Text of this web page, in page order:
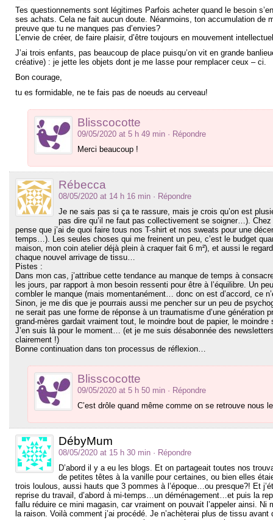
Tes questionnements sont légitimes Parfois acheter quand le besoin
ses achats. Cela ne fait aucun doute. Néanmoins, ton accumulation de
preuve que tu ne manques pas d’envies?
L’envie de créer, de faire plaisir, d’être toujours en mouvement
J’ai trois enfants, pas beaucoup de place puisqu’on vit en grande
créative) : je jette les objets dont je me lasse pour remplacer ceux – ci.
Bon courage,
tu es formidable, ne te fais pas de noeuds au cerveau!
Blisscocotte
09/05/2020 at 5 h 49 min · Répondre
Merci beaucoup !
Rébecca
08/05/2020 at 14 h 16 min · Répondre
Je ne sais pas si ça te rassure, mais je crois qu’on est
pas dire qu’il ne faut pas collectivement se soigner…).
pense que j’ai de quoi faire tous nos T-shirt et nos sweats pour une
temps…). Les seules choses qui me freinent un peu, c’est le budget
maison, mon coin atelier déjà plein à craquer fait 6 m²), et aussi le
chaque nouvel arrivage de tissu…
Pistes :
Dans mon cas, j’attribue cette tendance au manque de temps à
les jours, par rapport à mon besoin ressenti pour être à l’équilibre. Un
combler le manque (mais momentanément… donc on est d’accord, ce
Sinon, je me dis que je pourrais aussi me pencher sur un peu de
ne serait pas une forme de réponse à un traumatisme d’une génération
grand-mères gardait vraiment tout, le moindre bout de papier, le
J’en suis là pour le moment… (et je me suis désabonnée des
clairement !)
Bonne continuation dans ton processus de réflexion…
Blisscocotte
09/05/2020 at 5 h 50 min · Répondre
C’est drôle quand même comme on se retrouve nous
DébyMum
08/05/2020 at 15 h 30 min · Répondre
D’abord il y a eu les blogs. Et on partageait toutes nos
de petites têtes à la vanille pour certaines, ou bien elles
trois loulous, aussi hauts que 3 pommes à l’époque…ou presque?! Et
reprise du travail, d’abord à mi-temps…un déménagement…et puis la
fallu réduire ce mini magasin, car vraiment on pouvait l’appeler ainsi.
la raison. Voilà comment j’ai procédé. Je n’achèterai plus de tissu avant